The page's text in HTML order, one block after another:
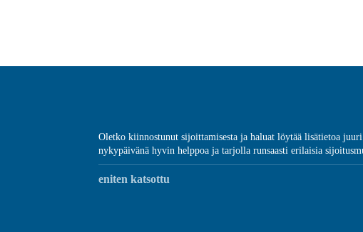
Oletko kiinnostunut sijoittamisesta ja haluat löytää lisätietoa
nykypäivänä hyvin helppoa ja tarjolla runsaasti erilaisia
eniten katsottu